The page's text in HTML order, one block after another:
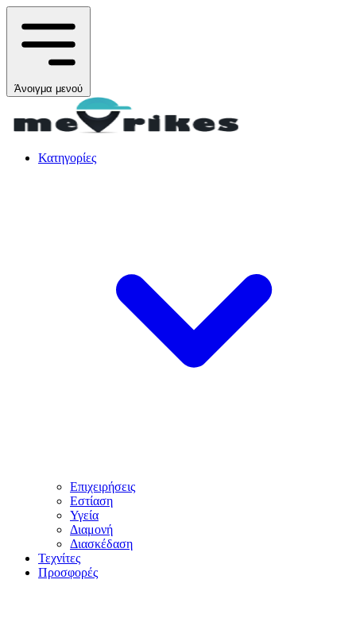
Άνοιγμα μενού
Κατηγορίες
Επιχειρήσεις
Εστίαση
Υγεία
Διαμονή
Διασκέδαση
Τεχνίτες
Προσφορές